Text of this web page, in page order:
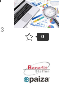
0